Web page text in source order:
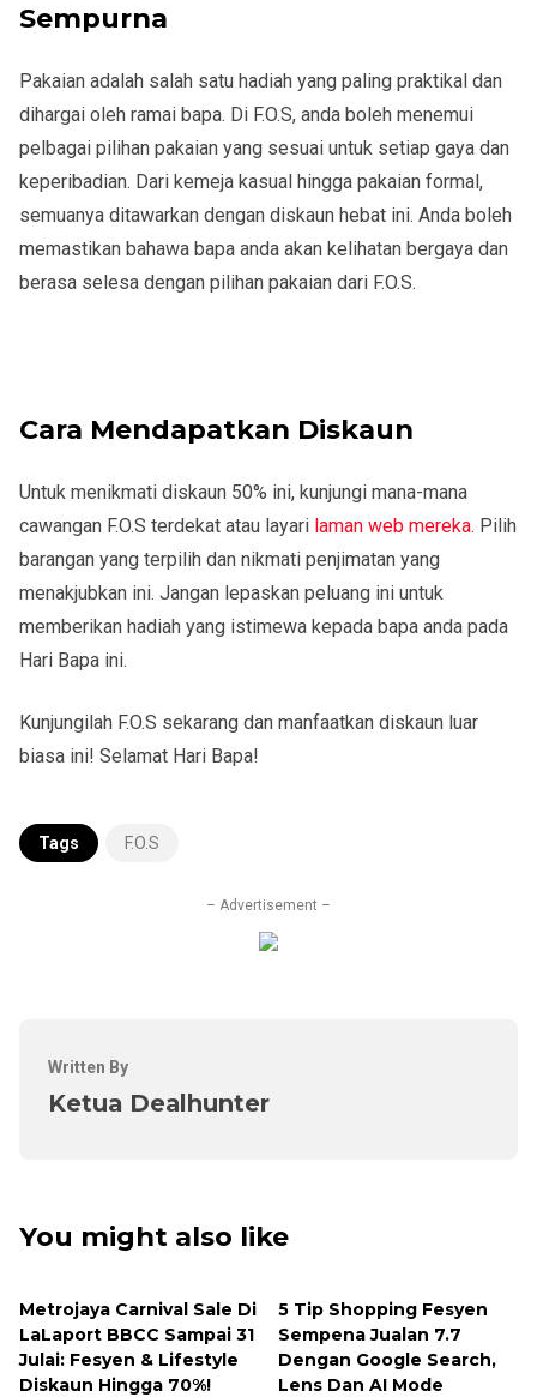
Sempurna
Pakaian adalah salah satu hadiah yang paling praktikal dan
dihargai oleh ramai bapa. Di F.O.S, anda boleh menemui
pelbagai pilihan pakaian yang sesuai untuk setiap gaya dan
keperibadian. Dari kemeja kasual hingga pakaian formal,
semuanya ditawarkan dengan diskaun hebat ini. Anda boleh
memastikan bahawa bapa anda akan kelihatan bergaya dan
berasa selesa dengan pilihan pakaian dari F.O.S.
Cara Mendapatkan Diskaun
Untuk menikmati diskaun 50% ini, kunjungi mana-mana
cawangan F.O.S terdekat atau layari laman web mereka. Pilih
barangan yang terpilih dan nikmati penjimatan yang
menakjubkan ini. Jangan lepaskan peluang ini untuk
memberikan hadiah yang istimewa kepada bapa anda pada
Hari Bapa ini.
Kunjungilah F.O.S sekarang dan manfaatkan diskaun luar
biasa ini! Selamat Hari Bapa!
Tags F.O.S
– Advertisement –
Written By
Ketua Dealhunter
You might also like
Metrojaya Carnival Sale Di
LaLaport BBCC Sampai 31
Julai: Fesyen & Lifestyle
Diskaun Hingga 70%!
5 Tip Shopping Fesyen
Sempena Jualan 7.7
Dengan Google Search,
Lens Dan AI Mode